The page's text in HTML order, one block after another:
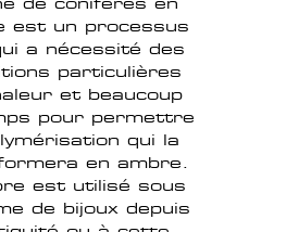
est un processus
a nécessité des
particulières
et beaucoup
pour permettre
qui la
en ambre.
est utilisé sous
de bijoux depuis